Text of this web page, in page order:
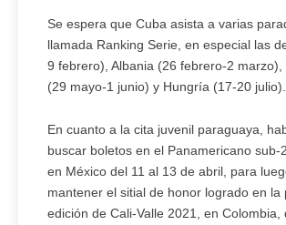
Se espera que Cuba asista a varias
llamada Ranking Serie, en especial las
9 febrero), Albania (26 febrero-2 marzo),
(29 mayo-1 junio) y Hungría (17-20 julio).
En cuanto a la cita juvenil paraguaya,
buscar boletos en el Panamericano sub-
en México del 11 al 13 de abril, para
mantener el sitial de honor logrado en la
edición de Cali-Valle 2021, en Colombia,